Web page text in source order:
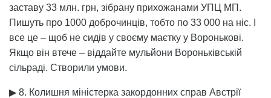
заставу 33 млн. грн, зібрану прихожанами УПЦ МП.
Пишуть про 1000 доброчинців, тобто по 33 000 на ніс. І
все це – щоб не сидів у своєму маєтку у Воронькові.
Якщо він втече – віддайте мульйони Вороньківській
сільраді. Створили умови.
▶ 8. Колишня міністерка закордонних справ Австрії